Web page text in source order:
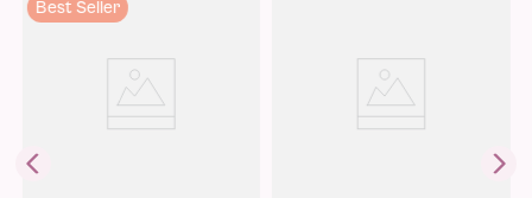
Best Seller